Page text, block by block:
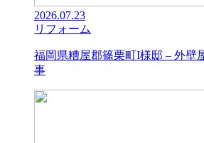
2026.07.23
リフォーム
福岡県糟屋郡篠栗町I様邸 – 外壁
事